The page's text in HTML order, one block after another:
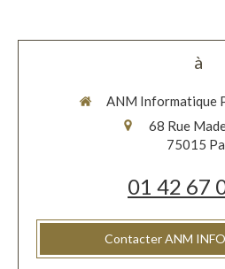
à
ANM Informatique
68 Rue
75015
01 42 67
Contacter ANM